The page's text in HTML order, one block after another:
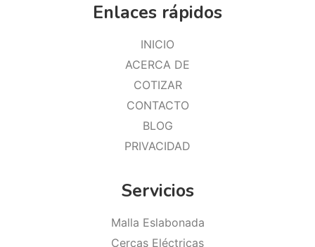
Enlaces rápidos
INICIO
ACERCA DE
COTIZAR
CONTACTO
BLOG
PRIVACIDAD
Servicios
Malla Eslabonada
Cercas Eléctricas